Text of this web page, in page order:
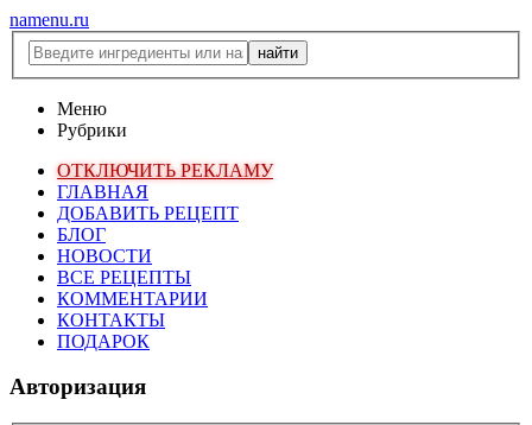
namenu.ru
Меню
Рубрики
ОТКЛЮЧИТЬ РЕКЛАМУ
ГЛАВНАЯ
ДОБАВИТЬ РЕЦЕПТ
БЛОГ
НОВОСТИ
ВСЕ РЕЦЕПТЫ
КОММЕНТАРИИ
КОНТАКТЫ
ПОДАРОК
Авторизация